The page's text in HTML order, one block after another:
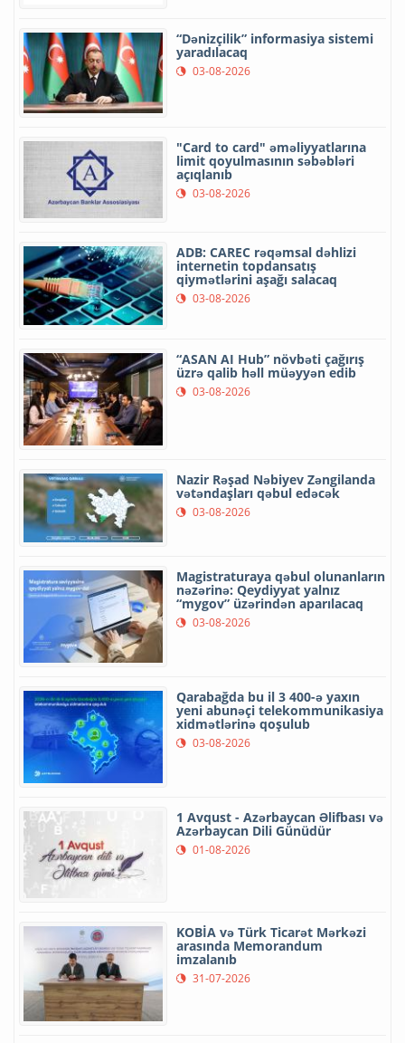
“Dənizçilik” informasiya sistemi
yaradılacaq
03-08-2026
"Card to card" əməliyyatlarına
limit qoyulmasının səbəbləri
açıqlanıb
03-08-2026
ADB: CAREC rəqəmsal dəhlizi
internetin topdansatış
qiymətlərini aşağı salacaq
03-08-2026
“ASAN AI Hub” növbəti çağırış
üzrə qalib həll müəyyən edib
03-08-2026
Nazir Rəşad Nəbiyev Zəngilanda
vətəndaşları qəbul edəcək
03-08-2026
Magistraturaya qəbul olunanların
nəzərinə: Qeydiyyat yalnız
“mygov” üzərindən aparılacaq
03-08-2026
Qarabağda bu il 3 400-ə yaxın
yeni abunəçi telekommunikasiya
xidmətlərinə qoşulub
03-08-2026
1 Avqust - Azərbaycan Əlifbası və
Azərbaycan Dili Günüdür
01-08-2026
KOBİA və Türk Ticarət Mərkəzi
arasında Memorandum
imzalanıb
31-07-2026